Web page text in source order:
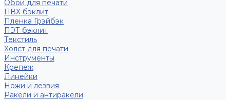
Обои для печати
ПВХ бэклит
Пленка Грэйбэк
ПЭТ бэклит
Текстиль
Холст для печати
Инструменты
Крепеж
Линейки
Ножи и лезвия
Ракели и антиракели